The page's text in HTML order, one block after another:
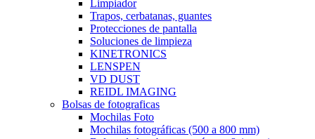
Limpiador
Trapos, cerbatanas, guantes
Protecciones de pantalla
Soluciones de limpieza
KINETRONICS
LENSPEN
VD DUST
REIDL IMAGING
Bolsas de fotograficas
Mochilas Foto
Mochilas fotográficas (500 a 800 mm)